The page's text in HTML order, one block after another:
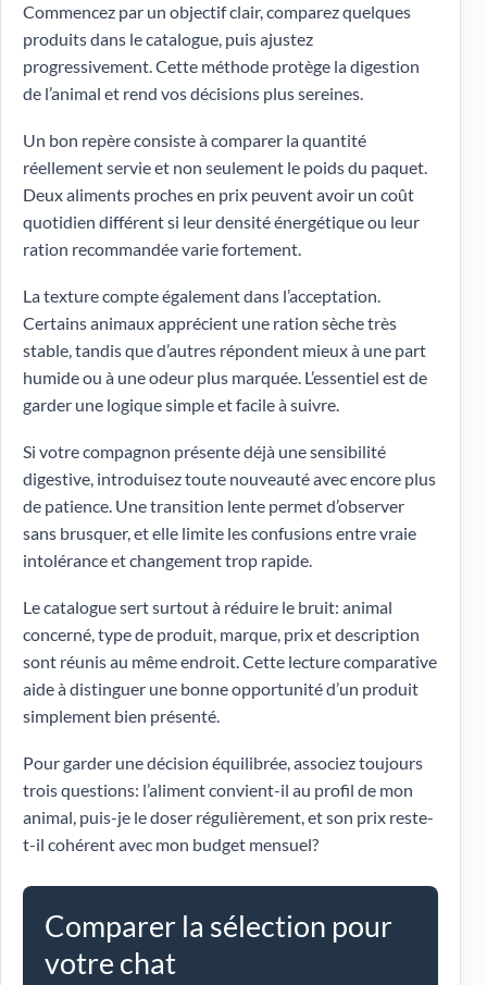
Commencez par un objectif clair, comparez quelques
produits dans le catalogue, puis ajustez
progressivement. Cette méthode protège la digestion
de l’animal et rend vos décisions plus sereines.
Un bon repère consiste à comparer la quantité
réellement servie et non seulement le poids du paquet.
Deux aliments proches en prix peuvent avoir un coût
quotidien différent si leur densité énergétique ou leur
ration recommandée varie fortement.
La texture compte également dans l’acceptation.
Certains animaux apprécient une ration sèche très
stable, tandis que d’autres répondent mieux à une part
humide ou à une odeur plus marquée. L’essentiel est de
garder une logique simple et facile à suivre.
Si votre compagnon présente déjà une sensibilité
digestive, introduisez toute nouveauté avec encore plus
de patience. Une transition lente permet d’observer
sans brusquer, et elle limite les confusions entre vraie
intolérance et changement trop rapide.
Le catalogue sert surtout à réduire le bruit: animal
concerné, type de produit, marque, prix et description
sont réunis au même endroit. Cette lecture comparative
aide à distinguer une bonne opportunité d’un produit
simplement bien présenté.
Pour garder une décision équilibrée, associez toujours
trois questions: l’aliment convient-il au profil de mon
animal, puis-je le doser régulièrement, et son prix reste-
t-il cohérent avec mon budget mensuel?
Comparer la sélection pour
votre chat